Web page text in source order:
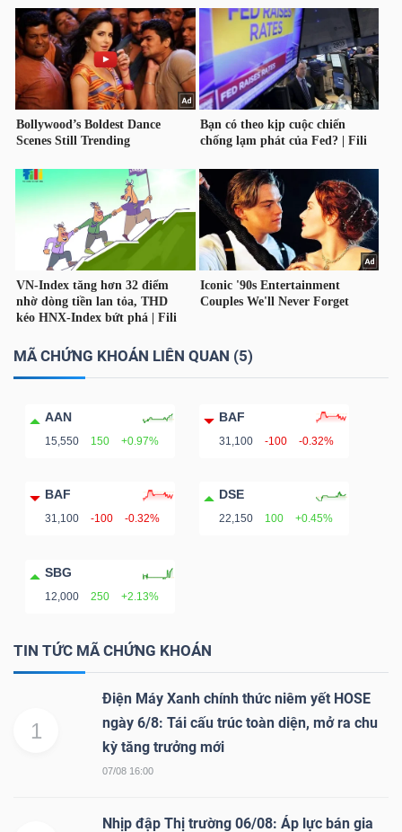
MÃ CHỨNG KHOÁN LIÊN QUAN (5)
AAN
15,550 150 +0.97%
BAF
31,100 -100 -0.32%
BAF
31,100 -100 -0.32%
DSE
22,150 100 +0.45%
SBG
12,000 250 +2.13%
TIN TỨC MÃ CHỨNG KHOÁN
1
Điện Máy Xanh chính thức niêm yết HOSE
ngày 6/8: Tái cấu trúc toàn diện, mở ra chu
kỳ tăng trưởng mới
07/08 16:00
Nhịp đập Thị trường 06/08: Áp lực bán gia
TÀI
CHÍNH
CÔNG
NGHỆ
THÔNG
TIN
TIỆN
BẤT